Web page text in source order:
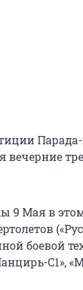
вечерние
9 Мая в
боевой
С1»,